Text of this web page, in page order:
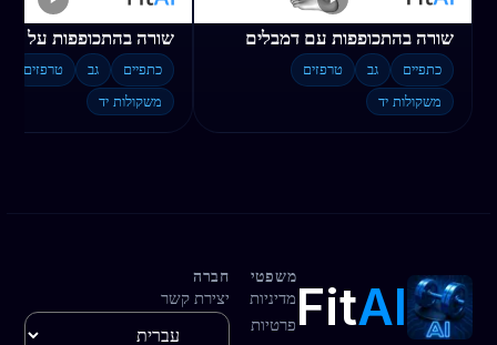
שורה בהתכופפות עם דמבלים
כתפיים גב
טרפזים
משקולות יד
כתפיים גב
טרפזים
משקולות יד
FitAI
משפטי
מדיניות
פרטיות
חברה
יצירת קשר